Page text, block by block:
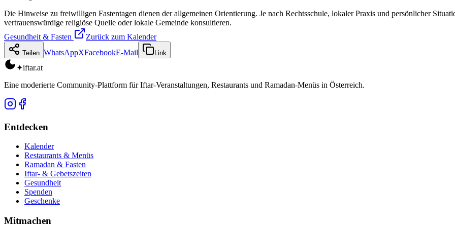
Die Hinweise zu freiwilligen Fastentagen dienen der allgemeinen Orientierung. Je nach Rechtsschule, lokaler Praxis und persönlicher
vertrauenswürdige religiöse Quelle oder lokale Gemeinde konsultieren.
Gesundheit & Fasten
Zurück zum Kalender
Teilen WhatsAppXFacebookE-Mail Link
✦iftar.at
Eine moderierte Community-Plattform für Iftar-Veranstaltungen, Restaurants und Ramadan-Menüs in Österreich.
Entdecken
Kalender
Restaurants & Menüs
Ramadan & Fasten
Iftar- & Gebetszeiten
Gesundheit
Spenden
Geschenke
Mitmachen